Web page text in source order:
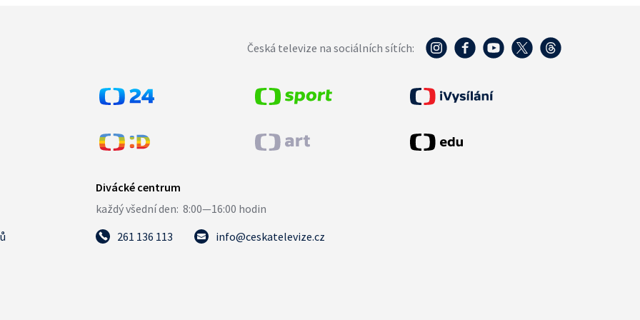
Česká televize na sociálních sítích:
261 136 113 info@ceskatelevize.cz